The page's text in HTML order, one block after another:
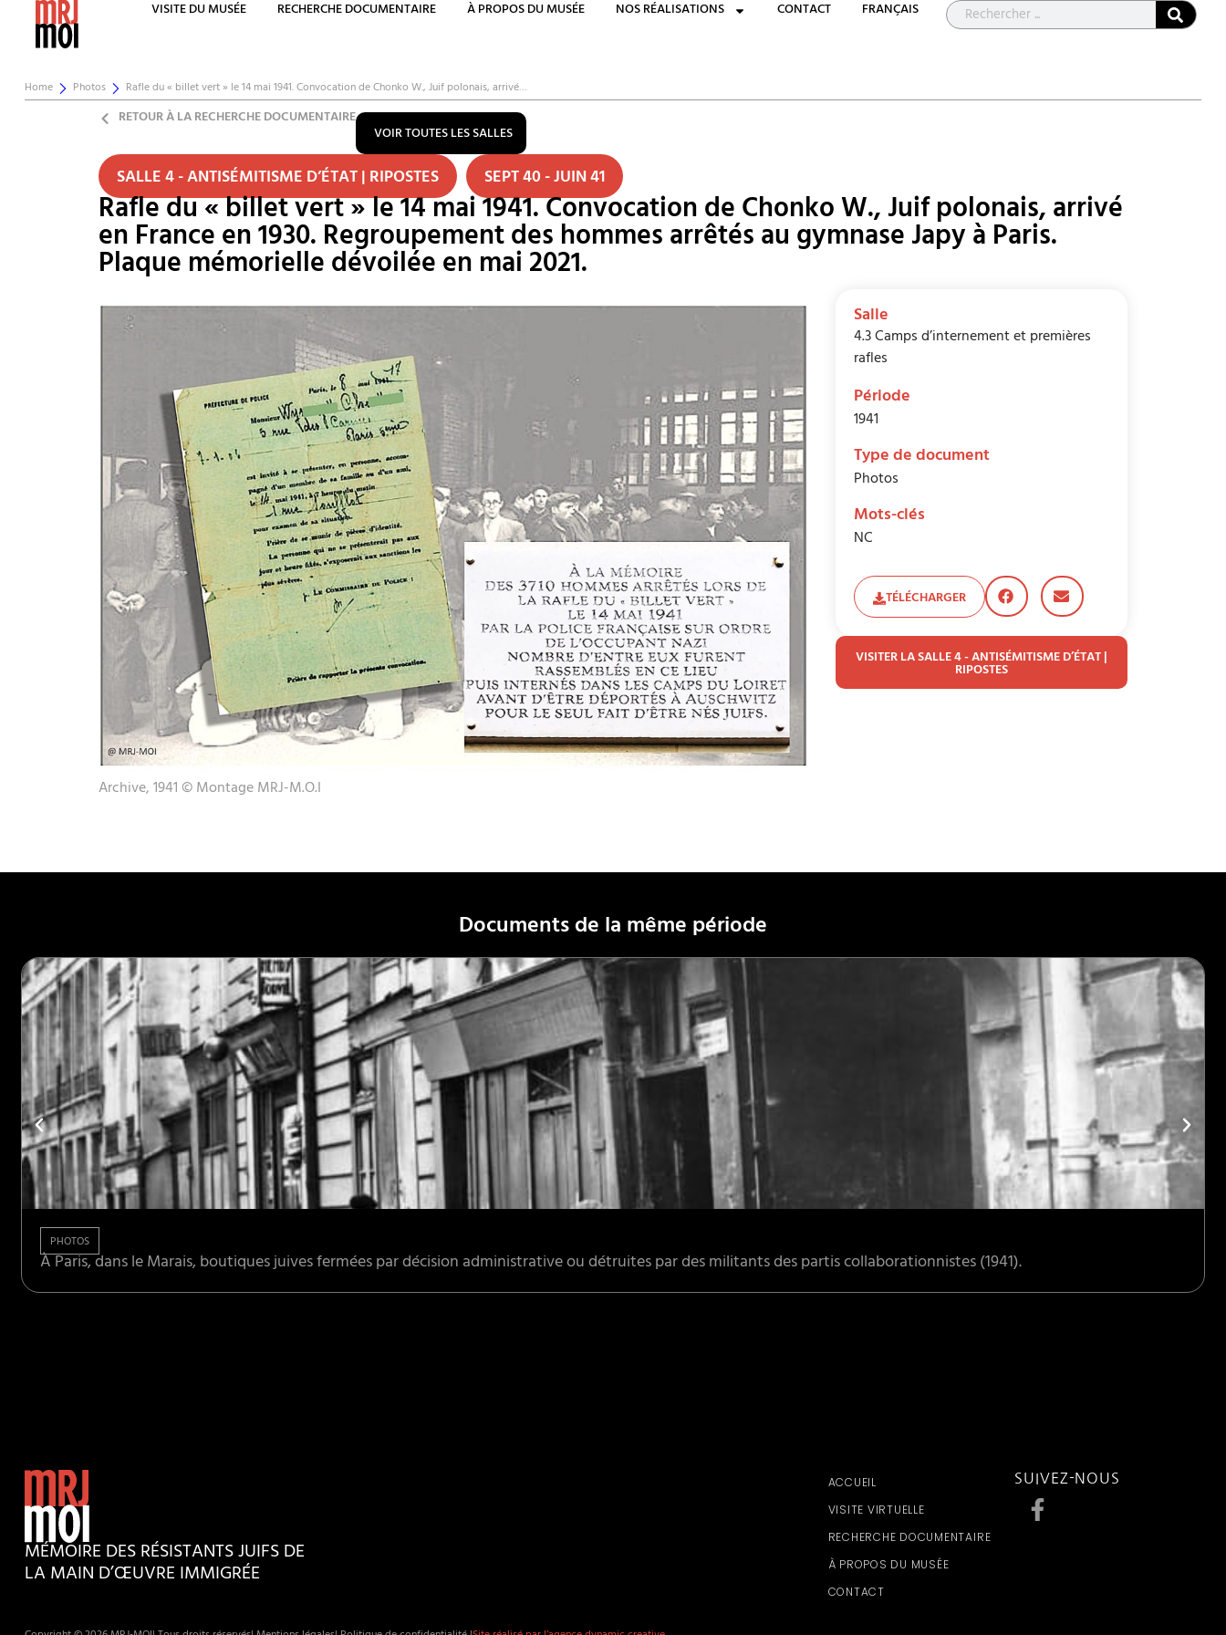
VISITE DU MUSÉE RECHERCHE DOCUMENTAIRE À PROPOS DU MUSÉE NOS RÉALISATIONS CONTACT FRANÇAIS
Home Photos Rafle du « billet vert » le 14 mai 1941. Convocation de Chonko W., Juif polonais, arrivé…
RETOUR À LA RECHERCHE DOCUMENTAIRE
VOIR TOUTES LES SALLES
SALLE 4 - ANTISÉMITISME D’ÉTAT | RIPOSTES SEPT 40 - JUIN 41
Rafle du « billet vert » le 14 mai 1941. Convocation de Chonko W., Juif polonais, arrivé
en France en 1930. Regroupement des hommes arrêtés au gymnase Japy à Paris.
Plaque mémorielle dévoilée en mai 2021.
Archive, 1941 © Montage MRJ-M.O.I
Salle
4.3 Camps d’internement et premières
rafles
Période
1941
Type de document
Photos
Mots-clés
NC
TÉLÉCHARGER
VISITER LA SALLE 4 - ANTISÉMITISME D’ÉTAT |
RIPOSTES
Documents de la même période
PHOTOS
À Paris, dans le Marais, boutiques juives fermées par décision administrative ou détruites par des militants des partis collaborationnistes (1941).
MÉMOIRE DES RÉSISTANTS JUIFS DE
LA MAIN D’ŒUVRE IMMIGRÉE
ACCUEIL
VISITE VIRTUELLE
RECHERCHE DOCUMENTAIRE
À PROPOS DU MUSÉE
CONTACT
SUIVEZ-NOUS